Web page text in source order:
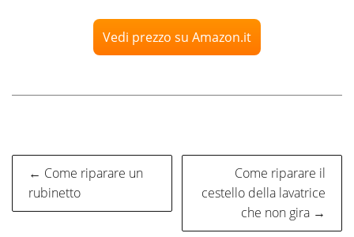
Vedi prezzo su Amazon.it
Navigazione
articoli
← Come riparare un
rubinetto
Come riparare il
cestello della lavatrice
che non gira →